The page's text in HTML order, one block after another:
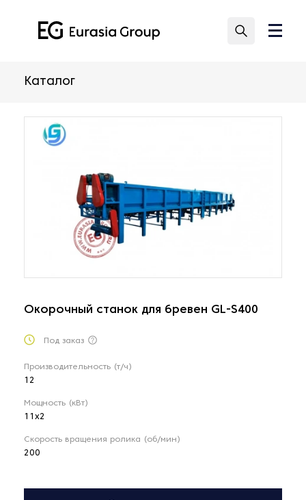
Каталог
Окорочный станок для бревен GL-S400
Под заказ
Производительность (т/ч)
12
Мощность (кВт)
11x2
Скорость вращения ролика (об/мин)
200